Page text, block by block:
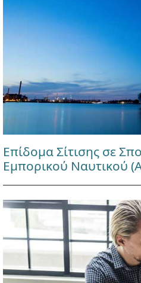
Επίδομα Σίτισης σε
Εμπορικού Ναυτικού